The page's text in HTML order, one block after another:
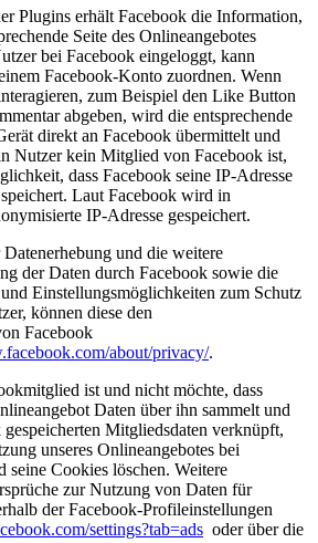
Plugins erhält Facebook die Information,
Seite des Onlineangebotes
bei Facebook eingeloggt, kann
Facebook-Konto zuordnen. Wenn
zum Beispiel den Like Button
abgeben, wird die entsprechende
direkt an Facebook übermittelt und
Nutzer kein Mitglied von Facebook ist,
dass Facebook seine IP-Adresse
Laut Facebook wird in
IP-Adresse gespeichert.
und die weitere
der Daten durch Facebook sowie die
Einstellungsmöglichkeiten zum Schutz
können diese den
Facebook
about/privacy/.
ist und nicht möchte, dass
Daten über ihn sammelt und
Mitgliedsdaten verknüpft,
unseres Onlineangebotes bei
seine Cookies löschen. Weitere
zur Nutzung von Daten für
der Facebook-Profileinstellungen
settings?tab=ads oder über die